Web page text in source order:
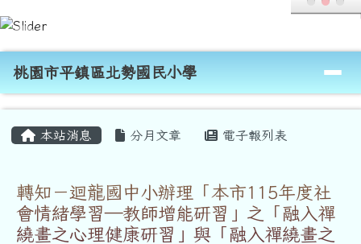
跳至主內容區
桃園市平鎮區北勢國民小學
導覽列
桃園市平鎮區北勢國民小學
本站消息 分月文章 電子報列表
轉知－迴龍國中小辦理「本市115年度社
會情緒學習—教師增能研習」之「融入禪
繞畫之心理健康研習」與「融入禪繞畫之